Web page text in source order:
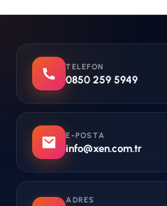
TELEFON
0850 259 5949
E-POSTA
info@xen.com.tr
ADRES